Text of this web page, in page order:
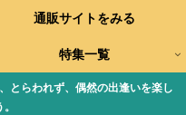
とらわれず、偶然の出逢いを楽し
通販サイトをみる
特集一覧